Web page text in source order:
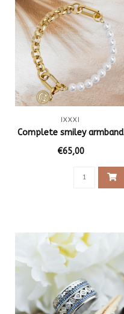
IXXXI
Complete smiley armband
€65,00